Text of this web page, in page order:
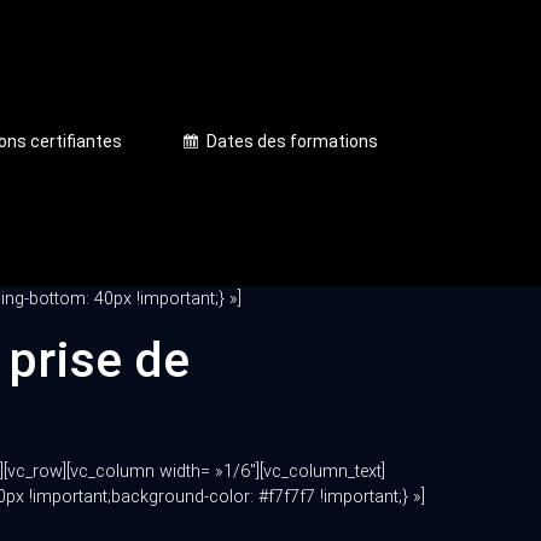
certifiantes Dates des formations
bottom: 40px !important;} »]
de
width= »1/6″][vc_column_text]
!important;background-color: #f7f7f7 !important;} »]